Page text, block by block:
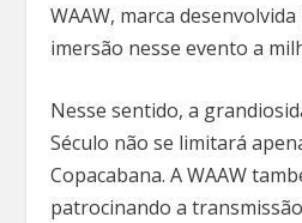
WAAW, marca
imersão nesse evento a
Nesse sentido, a
Século não se limitará
Copacabana. A WAAW
patrocinando a